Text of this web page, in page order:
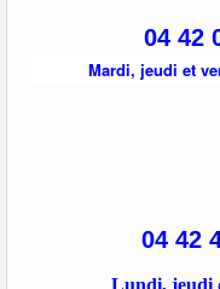
04 42
Mardi, jeudi et
04 42
Lundi, jeudi